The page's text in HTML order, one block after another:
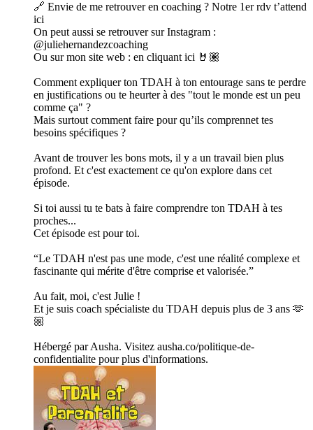
🔗 Envie de me retrouver en coaching ? Notre 1er rdv t’attend
ici
On peut aussi se retrouver sur Instagram :
@juliehernandezcoaching
Ou sur mon site web : en cliquant ici 🤘🏽
Comment expliquer ton TDAH à ton entourage sans te perdre
en justifications ou te heurter à des "tout le monde est un peu
comme ça" ?
Mais surtout comment faire pour qu’ils comprennet tes
besoins spécifiques ?
Avant de trouver les bons mots, il y a un travail bien plus
profond. Et c'est exactement ce qu'on explore dans cet
épisode.
Si toi aussi tu te bats à faire comprendre ton TDAH à tes
proches...
Cet épisode est pour toi.
“Le TDAH n'est pas une mode, c'est une réalité complexe et
fascinante qui mérite d'être comprise et valorisée.”
Au fait, moi, c'est Julie !
Et je suis coach spécialiste du TDAH depuis plus de 3 ans 🫶
🏼
Hébergé par Ausha. Visitez ausha.co/politique-de-
confidentialite pour plus d'informations.